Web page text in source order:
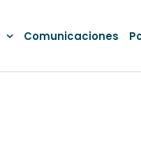
Comunicaciones